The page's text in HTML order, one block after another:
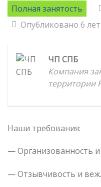
Полная занятость
Опубликовано 6
ЧП СПБ
Компания
территории
Наши требования:
— Организованность
— Отзывчивость и